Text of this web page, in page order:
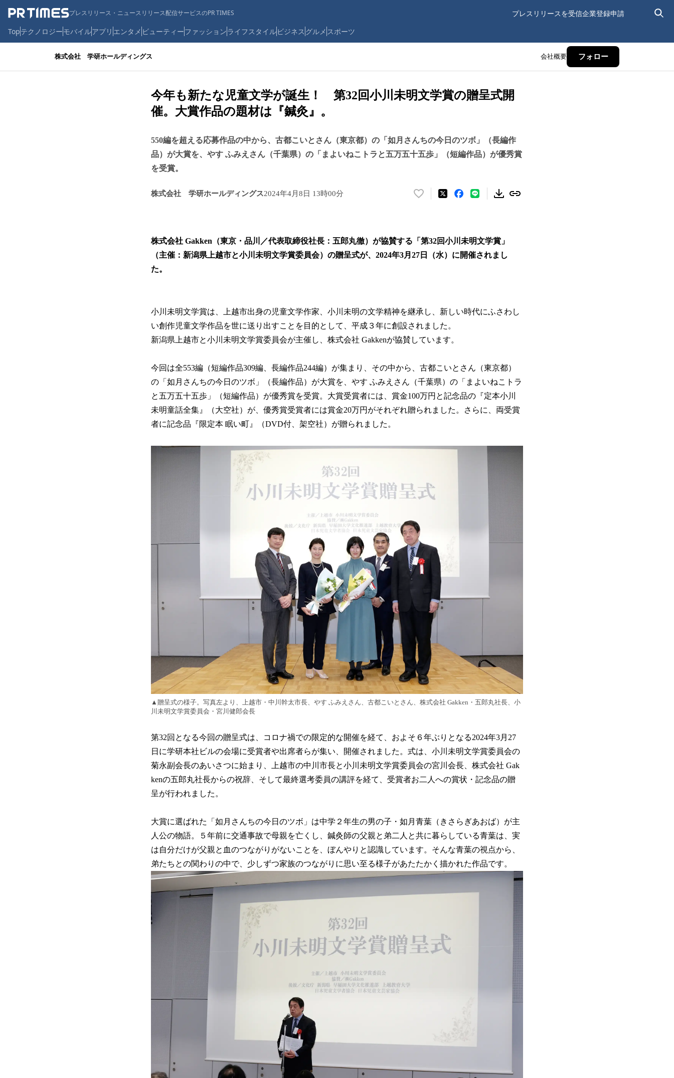
プレスリリース・ニュースリリース配信サービスのPR TIMES プレスリリースを受信企業登録申請
Topテクノロジーモバイルアプリ エンタメ ビューティーファッションライフスタイルビジネス グルメ スポーツ
株式会社 学研ホールディングス 会社概要 フォロー
今年も新たな児童文学が誕生！ 第32回小川未明文学賞の贈呈式開
催。大賞作品の題材は『鍼灸』。
550編を超える応募作品の中から、古都こいとさん（東京都）の「如月さんちの今日のツボ」（長編作
品）が大賞を、やす ふみえさん（千葉県）の「まよいねこトラと五万五十五歩」（短編作品）が優秀賞
を受賞。
株式会社 学研ホールディングス2024年4月8日 13時00分
い
数
を
読
で
す
株式会社 Gakken（東京・品川／代表取締役社長：五郎丸徹）が協賛する「第32回小川未明文学賞」
（主催：新潟県上越市と小川未明文学賞委員会）の贈呈式が、2024年3月27日（水）に開催されまし
た。
小川未明文学賞は、上越市出身の児童文学作家、小川未明の文学精神を継承し、新しい時代にふさわし
い創作児童文学作品を世に送り出すことを目的として、平成３年に創設されました。
新潟県上越市と小川未明文学賞委員会が主催し、株式会社 Gakkenが協賛しています。
今回は全553編（短編作品309編、長編作品244編）が集まり、その中から、古都こいとさん（東京都）
の「如月さんちの今日のツボ」（長編作品）が大賞を、やす ふみえさん（千葉県）の「まよいねこトラ
と五万五十五歩」（短編作品）が優秀賞を受賞。大賞受賞者には、賞金100万円と記念品の『定本小川
未明童話全集』（大空社）が、優秀賞受賞者には賞金20万円がそれぞれ贈られました。さらに、両受賞
者に記念品『限定本 眠い町』（DVD付、架空社）が贈られました。
▲贈呈式の様子。写真左より、上越市・中川幹太市長、やす ふみえさん、古都こいとさん、株式会社 Gakken・五郎丸社長、小
川未明文学賞委員会・宮川健郎会長
第32回となる今回の贈呈式は、コロナ禍での限定的な開催を経て、およそ６年ぶりとなる2024年3月27
日に学研本社ビルの会場に受賞者や出席者らが集い、開催されました。式は、小川未明文学賞委員会の
菊永副会長のあいさつに始まり、上越市の中川市長と小川未明文学賞委員会の宮川会長、株式会社 Gak
kenの五郎丸社長からの祝辞、そして最終選考委員の講評を経て、受賞者お二人への賞状・記念品の贈
呈が行われました。
大賞に選ばれた「如月さんちの今日のツボ」は中学２年生の男の子・如月青葉（きさらぎあおば）が主
人公の物語。５年前に交通事故で母親を亡くし、鍼灸師の父親と弟二人と共に暮らしている青葉は、実
は自分だけが父親と血のつながりがないことを、ぼんやりと認識しています。そんな青葉の視点から、
弟たちとの関わりの中で、少しずつ家族のつながりに思い至る様子があたたかく描かれた作品です。